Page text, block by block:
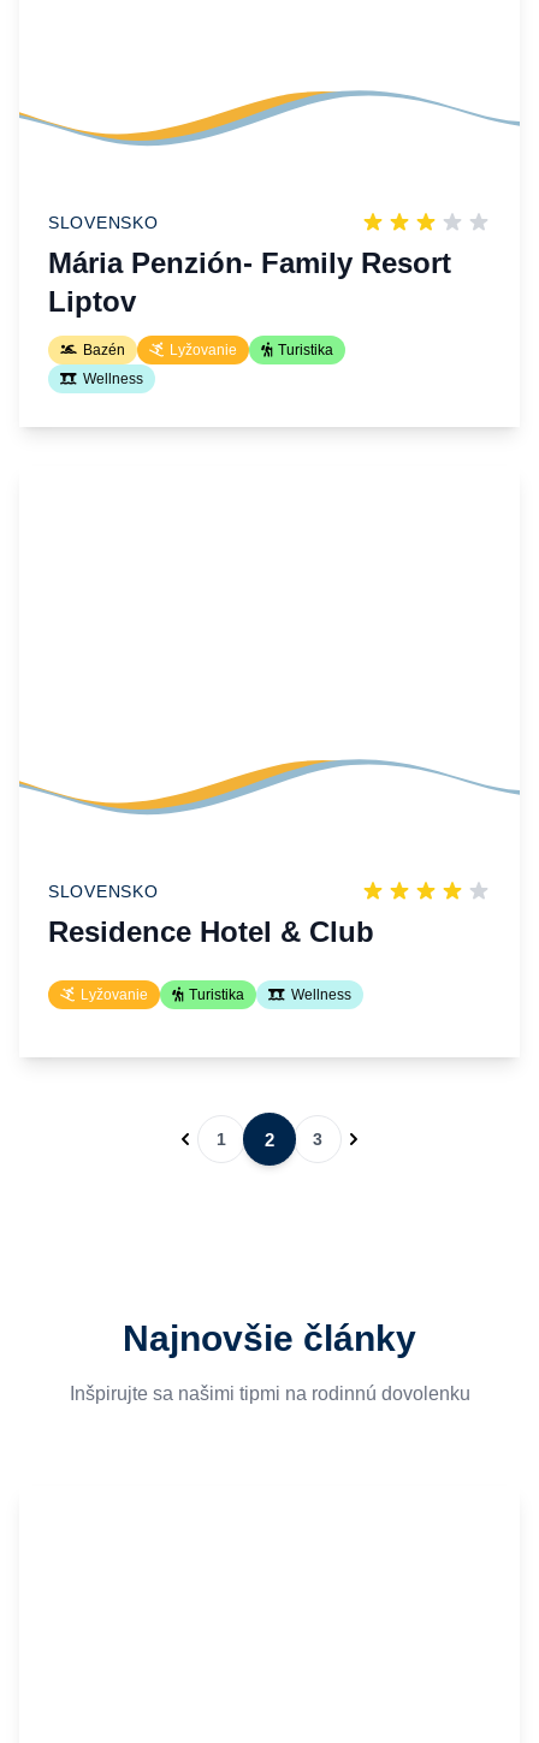
SLOVENSKO
Mária Penzión- Family Resort
Liptov
Bazén Lyžovanie
Turistika
Wellness
SLOVENSKO
Residence Hotel & Club
Lyžovanie Turistika Wellness
1 2 3
Najnovšie články
Inšpirujte sa našimi tipmi na rodinnú dovolenku